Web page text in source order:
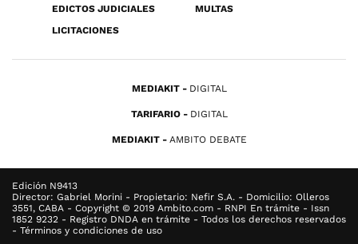
EDICTOS JUDICIALES
MULTAS
LICITACIONES
MEDIAKIT DIGITAL
TARIFARIO DIGITAL
MEDIAKIT AMBITO DEBATE
Edición N9413
Director: Gabriel Morini - Propietario: Nefir S.A. - Domicilio: Olleros
3551, CABA - Copyright © 2019 Ambito.com - RNPI En trámite - Issn
1852 9232 - Registro DNDA en trámite - Todos los derechos reservados
- Términos y condiciones de uso